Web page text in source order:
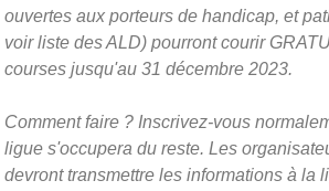
ouvertes aux porteurs de handicap, et
voir liste des ALD) pourront courir
courses jusqu'au 31 décembre 2023.
Comment faire ? Inscrivez-vous
ligue s'occupera du reste. Les
devront transmettre les informations à la